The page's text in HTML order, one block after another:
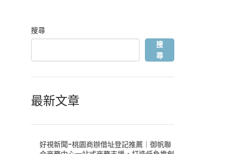
SUSPENDISSE
搜尋
搜
尋
最新文章
好視新聞-桃園商辦借址登記推薦｜御帆聯